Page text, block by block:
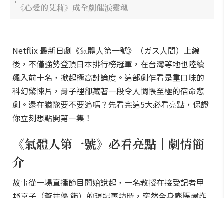
《心愛的艾莉》成全劇催淚靈魂
Netflix 最新日劇《氣體人第一號》（ガス人間）上線
後，不僅強勢登頂日本排行榜冠軍，在台灣等地也陸續
飆入前十名，掀起極高討論度。這部劇乍看是重口味的
科幻驚悚片，骨子裡卻藏著一段令人惆悵至極的宿命悲
劇。還在猶豫要不要追嗎？先看完這5大必看亮點，保證
你立刻想點開第一集！
《氣體人第一號》必看亮點｜劇情簡
介
故事從一場直播節目開始說起，一名教授在接受記者甲